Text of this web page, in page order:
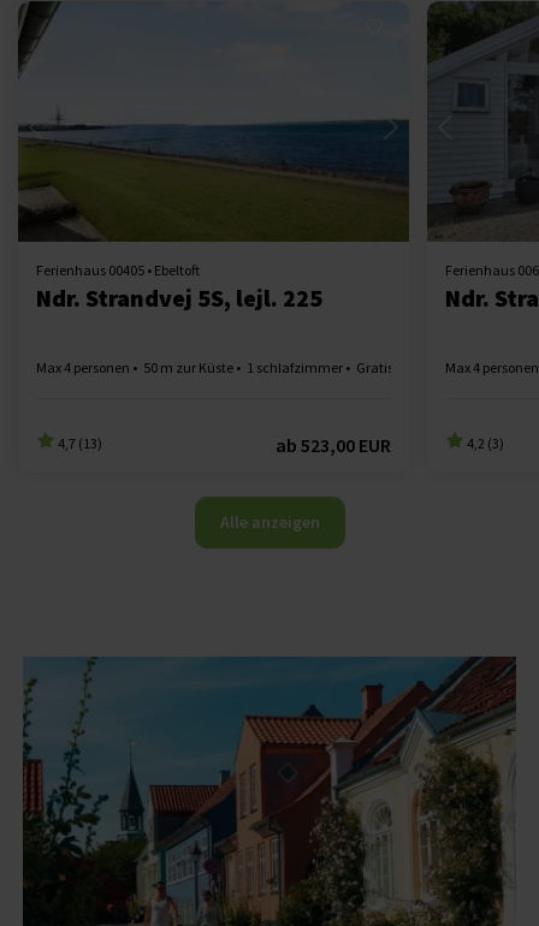
Ferienhaus 00405 • Ebeltoft
Ndr. Strandvej 5S, lejl. 225
Max 4 personen 50 m zur Küste 1 schlafzimmer Gratis Wi-Fi 1 Badezimmer
4,7 (13) ab 523,00 EUR
Ferienhaus
Ndr.
Max 4 personen
4,2 (3)
Alle anzeigen